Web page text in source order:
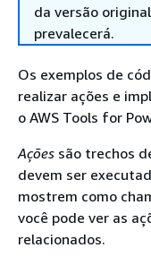
da versão
prevalecerá.
Os exemplos de
realizar ações e
o AWS Tools for
Ações são trechos
devem ser
mostrem como
você pode ver as
relacionados.